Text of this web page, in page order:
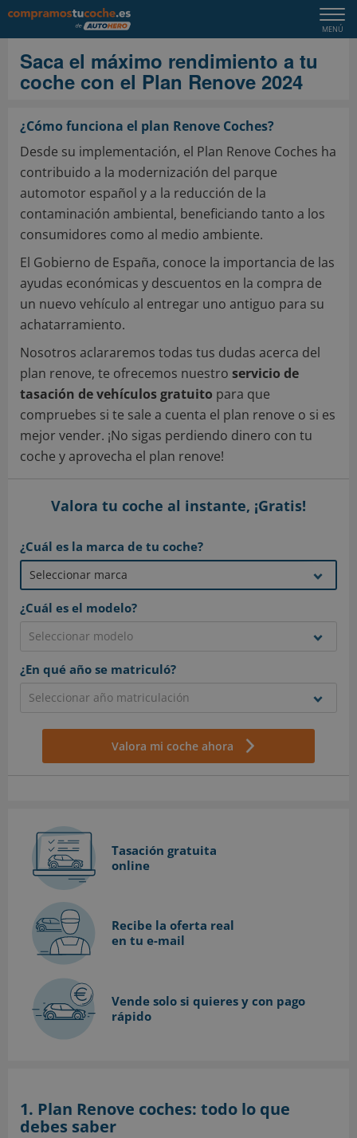
MENÚ
Saca el máximo rendimiento a tu
coche con el Plan Renove 2024
¿Cómo funciona el plan Renove Coches?
Desde su implementación, el Plan Renove Coches ha
contribuido a la modernización del parque
automotor español y a la reducción de la
contaminación ambiental, beneficiando tanto a los
consumidores como al medio ambiente.
El Gobierno de España, conoce la importancia de las
ayudas económicas y descuentos en la compra de
un nuevo vehículo al entregar uno antiguo para su
achatarramiento.
Nosotros aclararemos todas tus dudas acerca del
plan renove, te ofrecemos nuestro servicio de
tasación de vehículos gratuito para que
compruebes si te sale a cuenta el plan renove o si es
mejor vender. ¡No sigas perdiendo dinero con tu
coche y aprovecha el plan renove!
Valora tu coche al instante, ¡Gratis!
¿Cuál es la marca de tu coche?
¿Cuál es el modelo?
¿En qué año se matriculó?
Valora mi coche ahora
Tasación gratuita
online
Recibe la oferta real
en tu e-mail
Vende solo si quieres y con pago
rápido
1. Plan Renove coches: todo lo que
debes saber